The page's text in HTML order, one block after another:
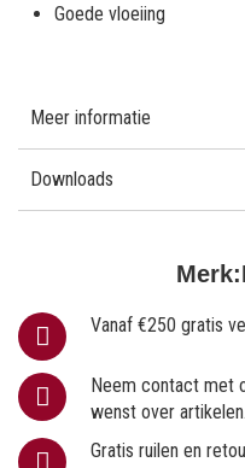
Merk:
Vanaf €250 gratis
Neem contact met
wenst over artikelen.
Gratis ruilen en
Goede vloeiing
Meer informatie
Downloads